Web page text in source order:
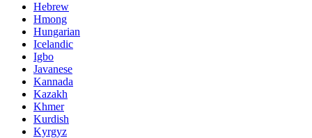
Icelandic
Igbo
Javanese
Kannada
Kazakh
Khmer
Kurdish
Kyrgyz
Latin
Latvian
Lithuanian